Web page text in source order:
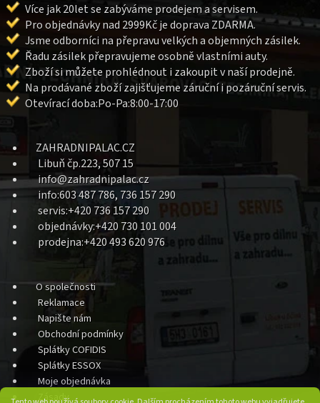
Více jak 20let se zabýváme prodejem a servisem.
Pro objednávky nad 2999Kč je doprava ZDARMA.
Jsme odborníci na přepravu velkých a objemných zásilek.
Řadu zásilek přepravujeme osobně vlastními auty.
Zboží si můžete prohlédnout i zakoupit v naší prodejně.
Na prodávané zboží zajišťujeme záruční i pozáruční servis.
Otevírací doba:Po-Pa:8:00-17:00
ZAHRADNIPALAC.CZ
Libuň čp.223, 507 15
info@zahradnipalac.cz
info:603 487 786, 736 157 290
servis:+420 736 157 290
objednávky:+420 730 101 004
prodejna:+420 493 620 976
O společnosti
Reklamace
Napište nám
Obchodní podmínky
Splátky COFIDIS
Splátky ESSOX
Moje objednávka
Zásady